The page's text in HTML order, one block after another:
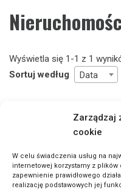
Zarządzaj
cookie
W celu świadczenia usług na
internetowej korzystamy z
zapewnienie prawidłowego
realizację podstawowych jej
Wyświetla się 1-1 z 1
Sortuj według
Data